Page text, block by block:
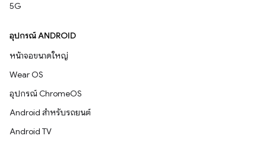
5G
อุปกรณ์ ANDROID
หน้าจอขนาดใหญ่
Wear OS
อุปกรณ์ ChromeOS
Android สำหรับรถยนต์
Android TV